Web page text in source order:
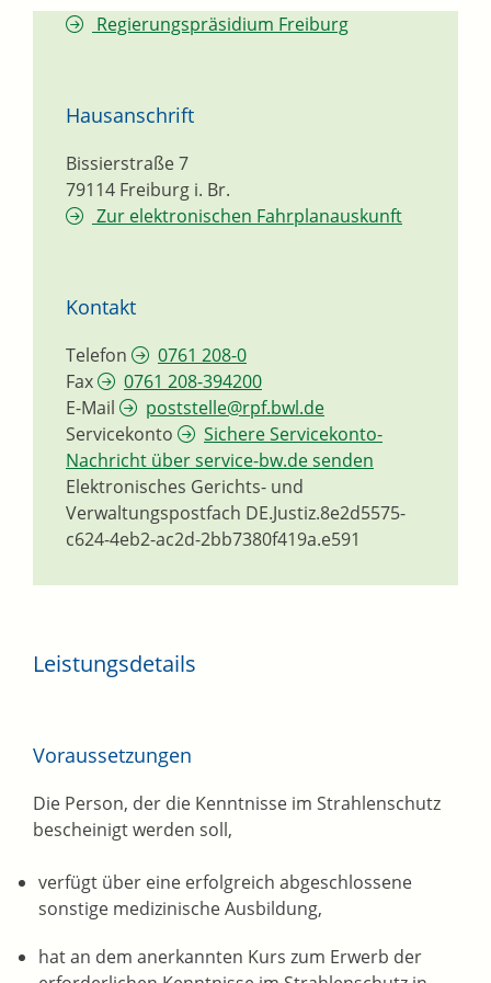
Regierungspräsidium Freiburg
Hausanschrift
Bissierstraße 7
79114 Freiburg i. Br.
Zur elektronischen Fahrplanauskunft
Kontakt
Telefon
0761 208-0
Fax
0761 208-394200
E-Mail
poststelle@rpf.bwl.de
Servicekonto
Sichere Servicekonto-
Nachricht über service-bw.de senden
Elektronisches Gerichts- und
Verwaltungspostfach DE.Justiz.8e2d5575-
c624-4eb2-ac2d-2bb7380f419a.e591
Leistungsdetails
Voraussetzungen
Die Person, der die Kenntnisse im Strahlenschutz
bescheinigt werden soll,
verfügt über eine erfolgreich abgeschlossene
sonstige medizinische Ausbildung,
hat an dem anerkannten Kurs zum Erwerb der